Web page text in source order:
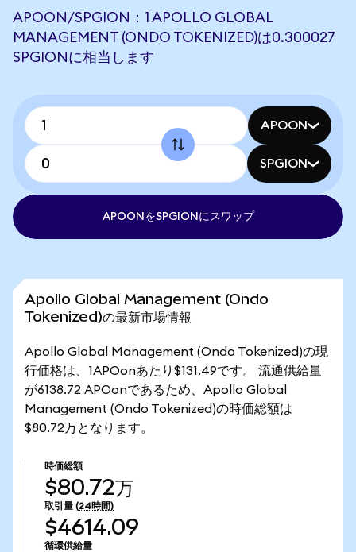
APOON/SPGION：1 APOLLO GLOBAL
MANAGEMENT (ONDO TOKENIZED)は0.300027
SPGIONに相当します
APOON
SPGION
APOONをSPGIONにスワップ
Apollo Global Management (Ondo
Tokenized)の最新市場情報
Apollo Global Management (Ondo Tokenized)の現
行価格は、1APOonあたり$131.49です。 流通供給量
が6138.72 APOonであるため、Apollo Global
Management (Ondo Tokenized)の時価総額は
$80.72万となります。
時価総額
$80.72万
取引量 (24時間)
$4614.09
循環供給量